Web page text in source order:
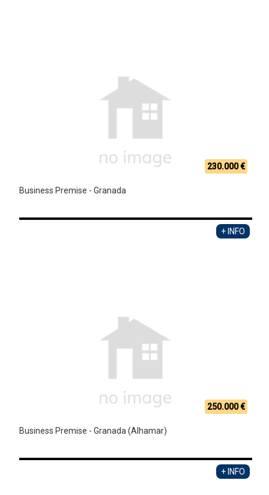
230.000 €
Business Premise - Granada
+ INFO
250.000 €
Business Premise - Granada (Alhamar)
+ INFO